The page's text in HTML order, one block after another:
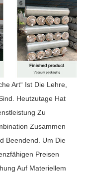
Art“ Ist Die Lehre,
Heutzutage Hat
Zu
Zusammen
Beendend. Um Die
Preisen
Auf Materiellem